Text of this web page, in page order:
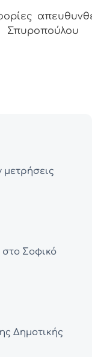
μετρήσεις
στο Σοφικό
Δημοτικής